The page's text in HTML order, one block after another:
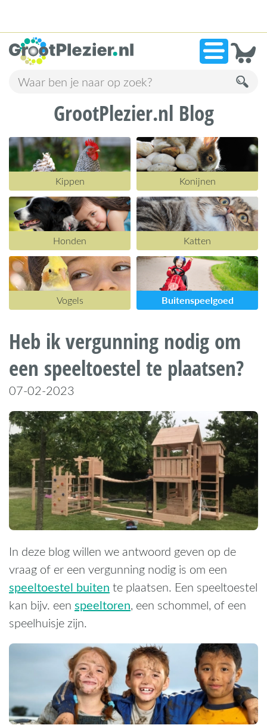
»13.941 beoordelingen!
GrootPlezier.nl Blog
Kippen Konijnen
Honden Katten
Vogels Buitenspeelgoed
Heb ik vergunning nodig om
een speeltoestel te plaatsen?
07-02-2023
In deze blog willen we antwoord geven op de
vraag of er een vergunning nodig is om een
speeltoestel buiten te plaatsen. Een speeltoestel
kan bijv. een speeltoren, een schommel, of een
speelhuisje zijn.